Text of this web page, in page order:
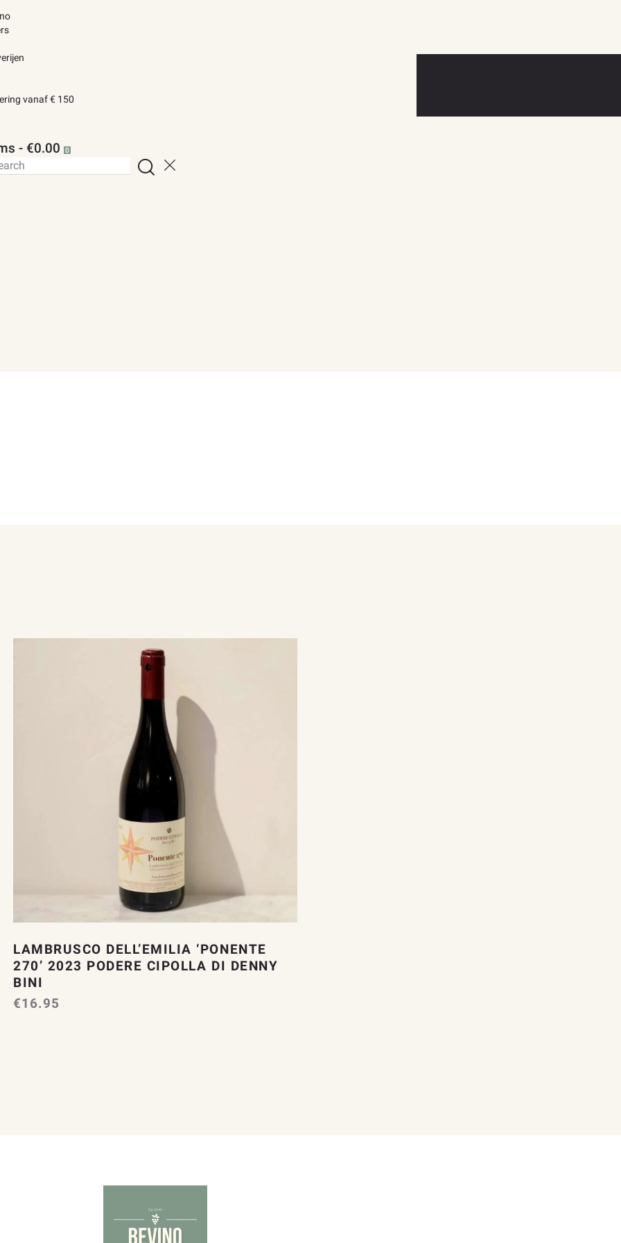
vanaf € 150
- €0.00 0
LAMBRUSCO DELL’EMILIA ‘PONENTE
270’ 2023 PODERE CIPOLLA DI DENNY
BINI
€16.95